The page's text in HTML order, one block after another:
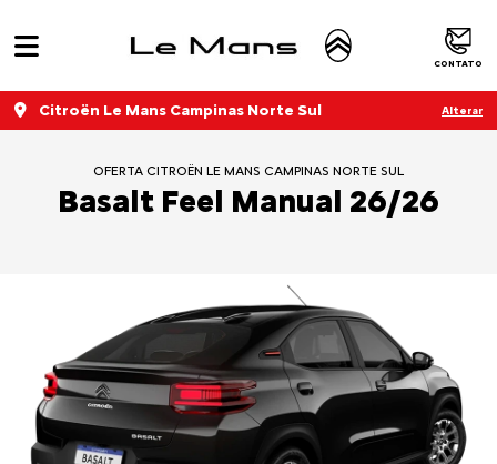
CONTATO
Citroën Le Mans Campinas Norte Sul Alterar
OFERTA CITROËN LE MANS CAMPINAS NORTE SUL
Basalt Feel Manual 26/26